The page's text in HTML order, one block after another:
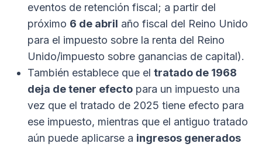
eventos de retención fiscal; a partir del
próximo 6 de abril año fiscal del Reino Unido
para el impuesto sobre la renta del Reino
Unido/impuesto sobre ganancias de capital).
También establece que el tratado de 1968
deja de tener efecto para un impuesto una
vez que el tratado de 2025 tiene efecto para
ese impuesto, mientras que el antiguo tratado
aún puede aplicarse a ingresos generados